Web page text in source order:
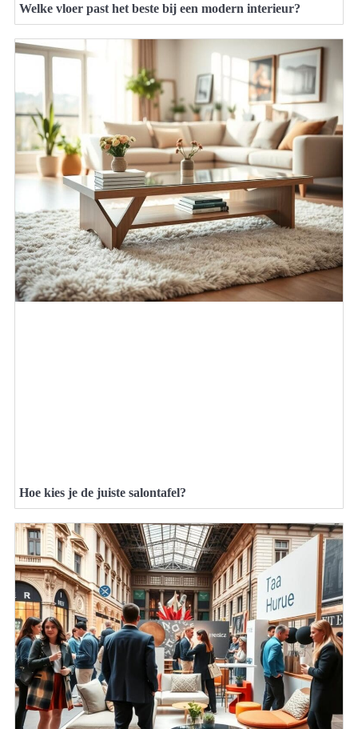
Welke vloer past het beste bij een modern interieur?
Hoe kies je de juiste salontafel?